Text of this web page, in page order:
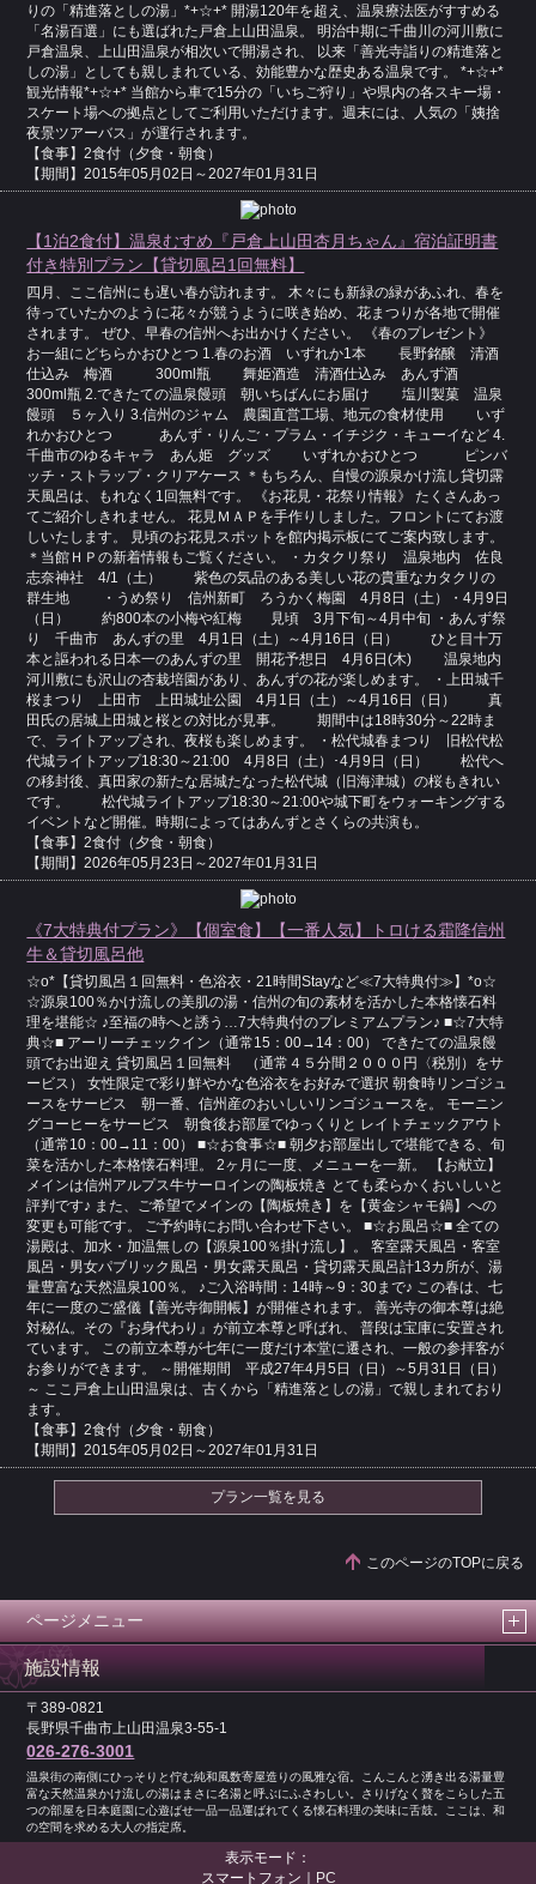
りの「精進落としの湯」*+☆+* 開湯120年を超え、温泉療法医がすすめる
「名湯百選」にも選ばれた戸倉上山田温泉。 明治中期に千曲川の河川敷に
戸倉温泉、上山田温泉が相次いで開湯され、 以来「善光寺詣りの精進落と
しの湯」としても親しまれている、効能豊かな歴史ある温泉です。 *+☆+*
観光情報*+☆+* 当館から車で15分の「いちご狩り」や県内の各スキー場・
スケート場への拠点としてご利用いただけます。週末には、人気の「姨捨
夜景ツアーバス」が運行されます。
【食事】2食付（夕食・朝食）
【期間】2015年05月02日～2027年01月31日
【1泊2食付】温泉むすめ『戸倉上山田杏月ちゃん』宿泊証明書
付き特別プラン【貸切風呂1回無料】
四月、ここ信州にも遅い春が訪れます。 木々にも新緑の緑があふれ、春を
待っていたかのように花々が競うように咲き始め、花まつりが各地で開催
されます。 ぜひ、早春の信州へお出かけください。 《春のプレゼント》
お一組にどちらかおひとつ 1.春のお酒 いずれか1本 長野銘醸 清酒
仕込み 梅酒 300ml瓶 舞姫酒造 清酒仕込み あんず酒
300ml瓶 2.できたての温泉饅頭 朝いちばんにお届け 塩川製菓 温泉
饅頭 ５ヶ入り 3.信州のジャム 農園直営工場、地元の食材使用 いず
れかおひとつ あんず・りんご・プラム・イチジク・キューイなど 4.
千曲市のゆるキャラ あん姫 グッズ いずれかおひとつ ピンバ
ッチ・ストラップ・クリアケース ＊もちろん、自慢の源泉かけ流し貸切露
天風呂は、もれなく1回無料です。 《お花見・花祭り情報》 たくさんあっ
てご紹介しきれません。 花見ＭＡＰを手作りしました。フロントにてお渡
しいたします。 見頃のお花見スポットを館内掲示板にてご案内致します。
＊当館ＨＰの新着情報もご覧ください。 ・カタクリ祭り 温泉地内 佐良
志奈神社 4/1（土） 紫色の気品のある美しい花の貴重なカタクリの
群生地 ・うめ祭り 信州新町 ろうかく梅園 4月8日（土）・4月9日
（日） 約800本の小梅や紅梅 見頃 3月下旬～4月中旬 ・あんず祭
り 千曲市 あんずの里 4月1日（土）～4月16日（日） ひと目十万
本と謳われる日本一のあんずの里 開花予想日 4月6日(木) 温泉地内
河川敷にも沢山の杏栽培園があり、あんずの花が楽しめます。 ・上田城千
桜まつり 上田市 上田城址公園 4月1日（土）～4月16日（日） 真
田氏の居城上田城と桜との対比が見事。 期間中は18時30分～22時ま
で、ライトアップされ、夜桜も楽しめます。 ・松代城春まつり 旧松代松
代城ライトアップ18:30～21:00 4月8日（土）･4月9日（日） 松代へ
の移封後、真田家の新たな居城たなった松代城（旧海津城）の桜もきれい
です。 松代城ライトアップ18:30～21:00や城下町をウォーキングする
イベントなど開催。時期によってはあんずとさくらの共演も。
【食事】2食付（夕食・朝食）
【期間】2026年05月23日～2027年01月31日
《7大特典付プラン》【個室食】【一番人気】トロける霜降信州
牛＆貸切風呂他
☆o*【貸切風呂１回無料・色浴衣・21時間Stayなど≪7大特典付≫】*o☆
☆源泉100％かけ流しの美肌の湯・信州の旬の素材を活かした本格懐石料
理を堪能☆ ♪至福の時へと誘う…7大特典付のプレミアムプラン♪ ■☆7大特
典☆■ アーリーチェックイン（通常15：00→14：00） できたての温泉饅
頭でお出迎え 貸切風呂１回無料 （通常４５分間２０００円〈税別）をサ
ービス） 女性限定で彩り鮮やかな色浴衣をお好みで選択 朝食時リンゴジュ
ースをサービス 朝一番、信州産のおいしいリンゴジュースを。 モーニン
グコーヒーをサービス 朝食後お部屋でゆっくりと レイトチェックアウト
（通常10：00→11：00） ■☆お食事☆■ 朝夕お部屋出しで堪能できる、旬
菜を活かした本格懐石料理。 2ヶ月に一度、メニューを一新。 【お献立】
メインは信州アルプス牛サーロインの陶板焼き とても柔らかくおいしいと
評判です♪ また、ご希望でメインの【陶板焼き】を【黄金シャモ鍋】への
変更も可能です。 ご予約時にお問い合わせ下さい。 ■☆お風呂☆■ 全ての
湯殿は、加水・加温無しの【源泉100％掛け流し】。 客室露天風呂・客室
風呂・男女パブリック風呂・男女露天風呂・貸切露天風呂計13カ所が、湯
量豊富な天然温泉100％。 ♪ご入浴時間：14時～9：30まで♪ この春は、七
年に一度のご盛儀【善光寺御開帳】が開催されます。 善光寺の御本尊は絶
対秘仏。その『お身代わり』が前立本尊と呼ばれ、 普段は宝庫に安置され
ています。 この前立本尊が七年に一度だけ本堂に遷され、一般の参拝客が
お参りができます。 ～開催期間 平成27年4月5日（日）～5月31日（日）
～ ここ戸倉上山田温泉は、古くから「精進落としの湯」で親しまれており
ます。
【食事】2食付（夕食・朝食）
【期間】2015年05月02日～2027年01月31日
プラン一覧を見る
このページのTOPに戻る
ページメニュー
施設情報
〒389-0821
長野県千曲市上山田温泉3-55-1
026-276-3001
温泉街の南側にひっそりと佇む純和風数寄屋造りの風雅な宿。こんこんと湧き出る湯量豊
富な天然温泉かけ流しの湯はまさに名湯と呼ぶにふさわしい。さりげなく贅をこらした五
つの部屋を日本庭園に心遊ばせ一品一品運ばれてくる懐石料理の美味に舌鼓。ここは、和
の空間を求める大人の指定席。
表示モード：
スマートフォン｜ PC